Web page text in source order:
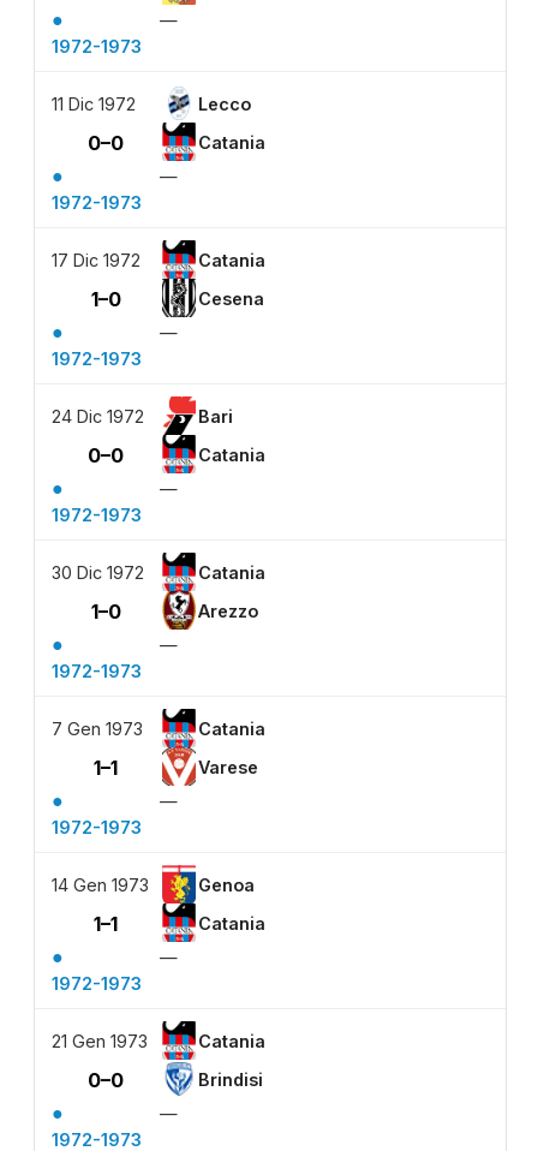
●
—
1972-1973
11 Dic 1972 Lecco
0–0 Catania
●
—
1972-1973
17 Dic 1972 Catania
1–0 Cesena
●
—
1972-1973
24 Dic 1972 Bari
0–0 Catania
●
—
1972-1973
30 Dic 1972 Catania
1–0 Arezzo
●
—
1972-1973
7 Gen 1973 Catania
1–1 Varese
●
—
1972-1973
14 Gen 1973 Genoa
1–1 Catania
●
—
1972-1973
21 Gen 1973 Catania
0–0 Brindisi
●
—
1972-1973